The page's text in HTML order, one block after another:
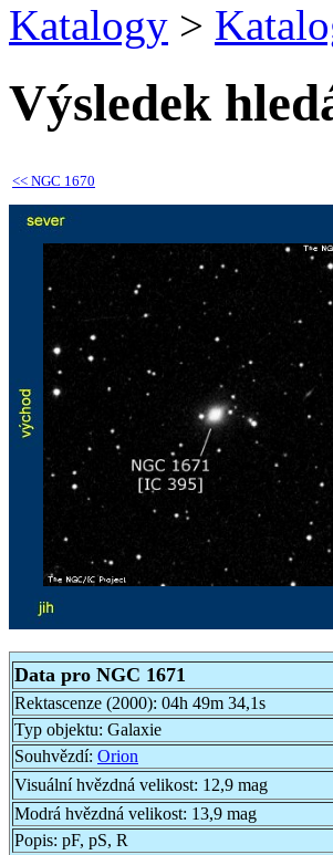
Katalogy >
Výsledek
<< NGC 1670
Data pro NGC 1671
Rektascenze (2000): 04h 49m 34,1s
Typ objektu: Galaxie
Souhvězdí: Orion
Visuální hvězdná velikost: 12,9 mag
Modrá hvězdná velikost: 13,9 mag
Popis: pF, pS, R